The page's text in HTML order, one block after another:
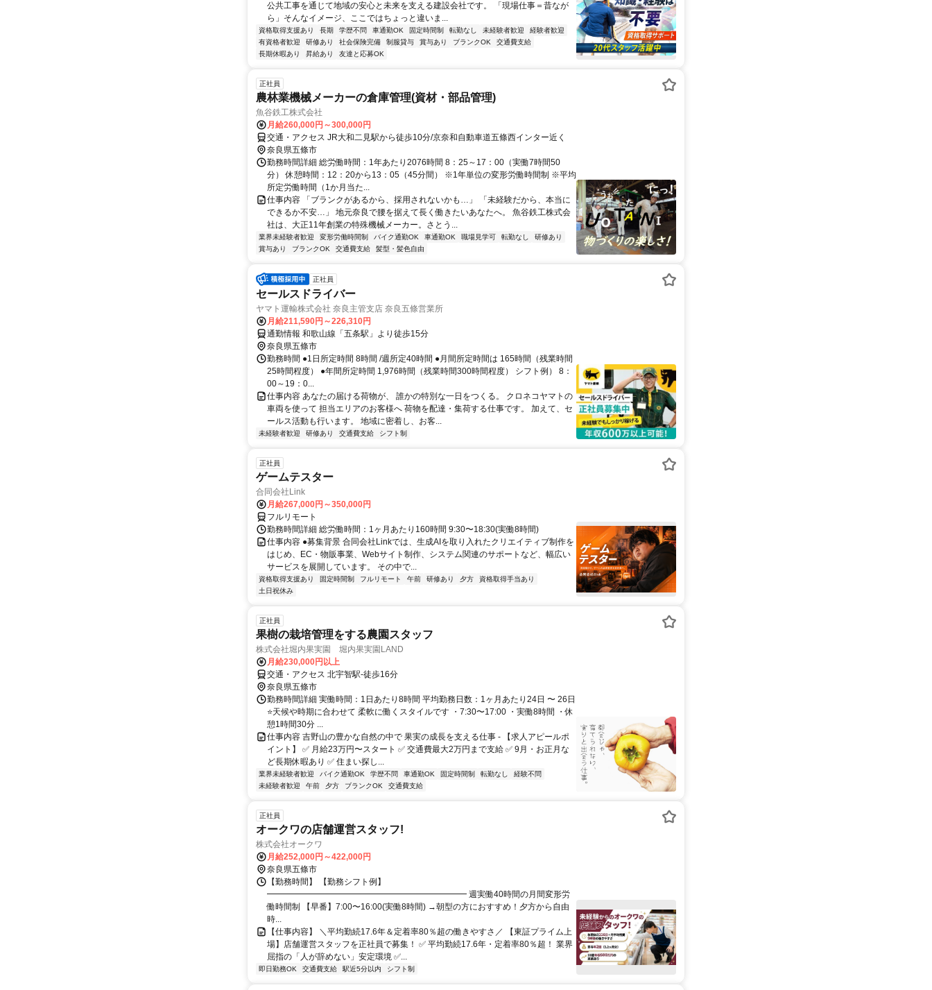
公共工事を通じて地域の安心と未来を支える建設会社です。 「現場仕事＝昔なが
ら」そんなイメージ、ここではちょっと違いま...
資格取得支援あり 長期 学歴不問 車通勤OK 固定時間制 転勤なし 未経験者歓迎
経験者歓迎
有資格者歓迎
研修あり 社会保険完備 制服貸与 賞与あり ブランクOK
交通費支給
長期休暇あり
昇給あり 友達と応募OK
正社員
農林業機械メーカーの倉庫管理(資材・部品管理)
魚谷鉄工株式会社
月給260,000円～300,000円
交通・アクセス JR大和二見駅から徒歩10分/京奈和自動車道五條西インター近く
奈良県五條市
勤務時間詳細 総労働時間：1年あたり2076時間 8：25～17：00（実働7時間50
分） 休憩時間：12：20から13：05（45分間） ※1年単位の変形労働時間制 ※平均
所定労働時間（1か月当た...
仕事内容 「ブランクがあるから、採用されないかも…」 「未経験だから、本当に
できるか不安…」 地元奈良で腰を据えて長く働きたいあなたへ。 魚谷鉄工株式会
社は、大正11年創業の特殊機械メーカー。さとう...
業界未経験者歓迎 変形労働時間制 バイク通勤OK 車通勤OK 職場見学可 転勤なし
研修あり
賞与あり
ブランクOK 交通費支給 髪型・髪色自由
正社員
セールスドライバー
ヤマト運輸株式会社 奈良主管支店 奈良五條営業所
月給211,590円～226,310円
通勤情報 和歌山線「五条駅」より徒歩15分
奈良県五條市
勤務時間 ●1日所定時間 8時間 /週所定40時間 ●月間所定時間は 165時間（残業時間
25時間程度） ●年間所定時間 1,976時間（残業時間300時間程度） シフト例） 8：
00～19：0...
仕事内容 あなたの届ける荷物が、 誰かの特別な一日をつくる。 クロネコヤマトの
車両を使って 担当エリアのお客様へ 荷物を配達・集荷する仕事です。 加えて、セ
ールス活動も行います。 地域に密着し、お客...
未経験者歓迎 研修あり 交通費支給 シフト制
正社員
ゲームテスター
合同会社Link
月給267,000円～350,000円
フルリモート
勤務時間詳細 総労働時間：1ヶ月あたり160時間 9:30〜18:30(実働8時間)
仕事内容 ●募集背景 合同会社Linkでは、生成AIを取り入れたクリエイティブ制作を
はじめ、EC・物販事業、Webサイト制作、システム関連のサポートなど、幅広い
サービスを展開しています。 その中で...
資格取得支援あり 固定時間制 フルリモート 午前 研修あり 夕方
資格取得手当あり
土日祝休み
正社員
果樹の栽培管理をする農園スタッフ
株式会社堀内果実園 堀内果実園LAND
月給230,000円以上
交通・アクセス 北宇智駅-徒歩16分
奈良県五條市
勤務時間詳細 実働時間：1日あたり8時間 平均勤務日数：1ヶ月あたり24日 〜 26日
⭐天候や時期に合わせて 柔軟に働くスタイルです ・7:30〜17:00 ・実働8時間 ・休
憩1時間30分 ...
仕事内容 吉野山の豊かな自然の中で 果実の成長を支える仕事 - 【求人アピールポ
イント】 ✅ 月給23万円〜スタート ✅ 交通費最大2万円まで支給 ✅ 9月・お正月な
ど長期休暇あり ✅ 住まい探し...
業界未経験者歓迎 バイク通勤OK 学歴不問 車通勤OK 固定時間制 転勤なし
経験不問
未経験者歓迎
午前 夕方 ブランクOK 交通費支給
正社員
オークワの店舗運営スタッフ!
株式会社オークワ
月給252,000円～422,000円
奈良県五條市
【勤務時間】 【勤務シフト例】
━━━━━━━━━━━━━━━━━━━━━━━━ 週実働40時間の月間変形労
働時間制 【早番】7:00〜16:00(実働8時間) →朝型の方におすすめ！夕方から自由
時...
【仕事内容】 ＼平均勤続17.6年＆定着率80％超の働きやすさ／ 【東証プライム上
場】店舗運営スタッフを正社員で募集！ ✅ 平均勤続17.6年・定着率80％超！ 業界
屈指の「人が辞めない」安定環境 ✅...
即日勤務OK 交通費支給 駅近5分以内 シフト制